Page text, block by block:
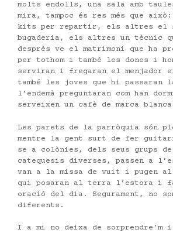
molts endolls, una sala amb
mira, tampoc és res més que
kits per repartir, els altres el
bugaderia, els altres un tècnic
després ve el matrimoni que ha
per tothom i també les dones i
serviran i fregaran el menjador
també les joves que hi
l’endemà preguntaran com han
serveixen un cafè de marca
Les parets de la parròquia són
mentre la gent surt de fer
se a colònies, dels seus grups
catequesis diverses, passen a
van a la missa de vuit i pugen
qui posaran al terra l’estora i
oració del dia. Segurament, no
diferents.
I a mi no deixa de sorprendre’m i